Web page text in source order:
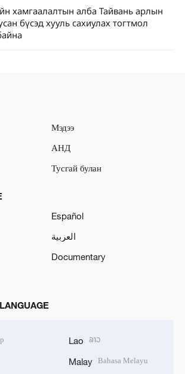
хамгаалалтын алба Тайвань арлын
бүсэд хууль сахиулах тогтмол
Мэдээ
АНД
Тусгай булан
Español
العربية
Documentary
Lao ລາວ
Malay Bahasa Melayu